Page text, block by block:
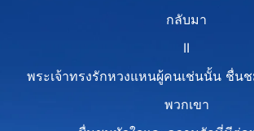
กลับมา
II
พระเจ้าทรงรักหวงแหนผู้คนเช่นนั้น ชื่น
พวกเขา